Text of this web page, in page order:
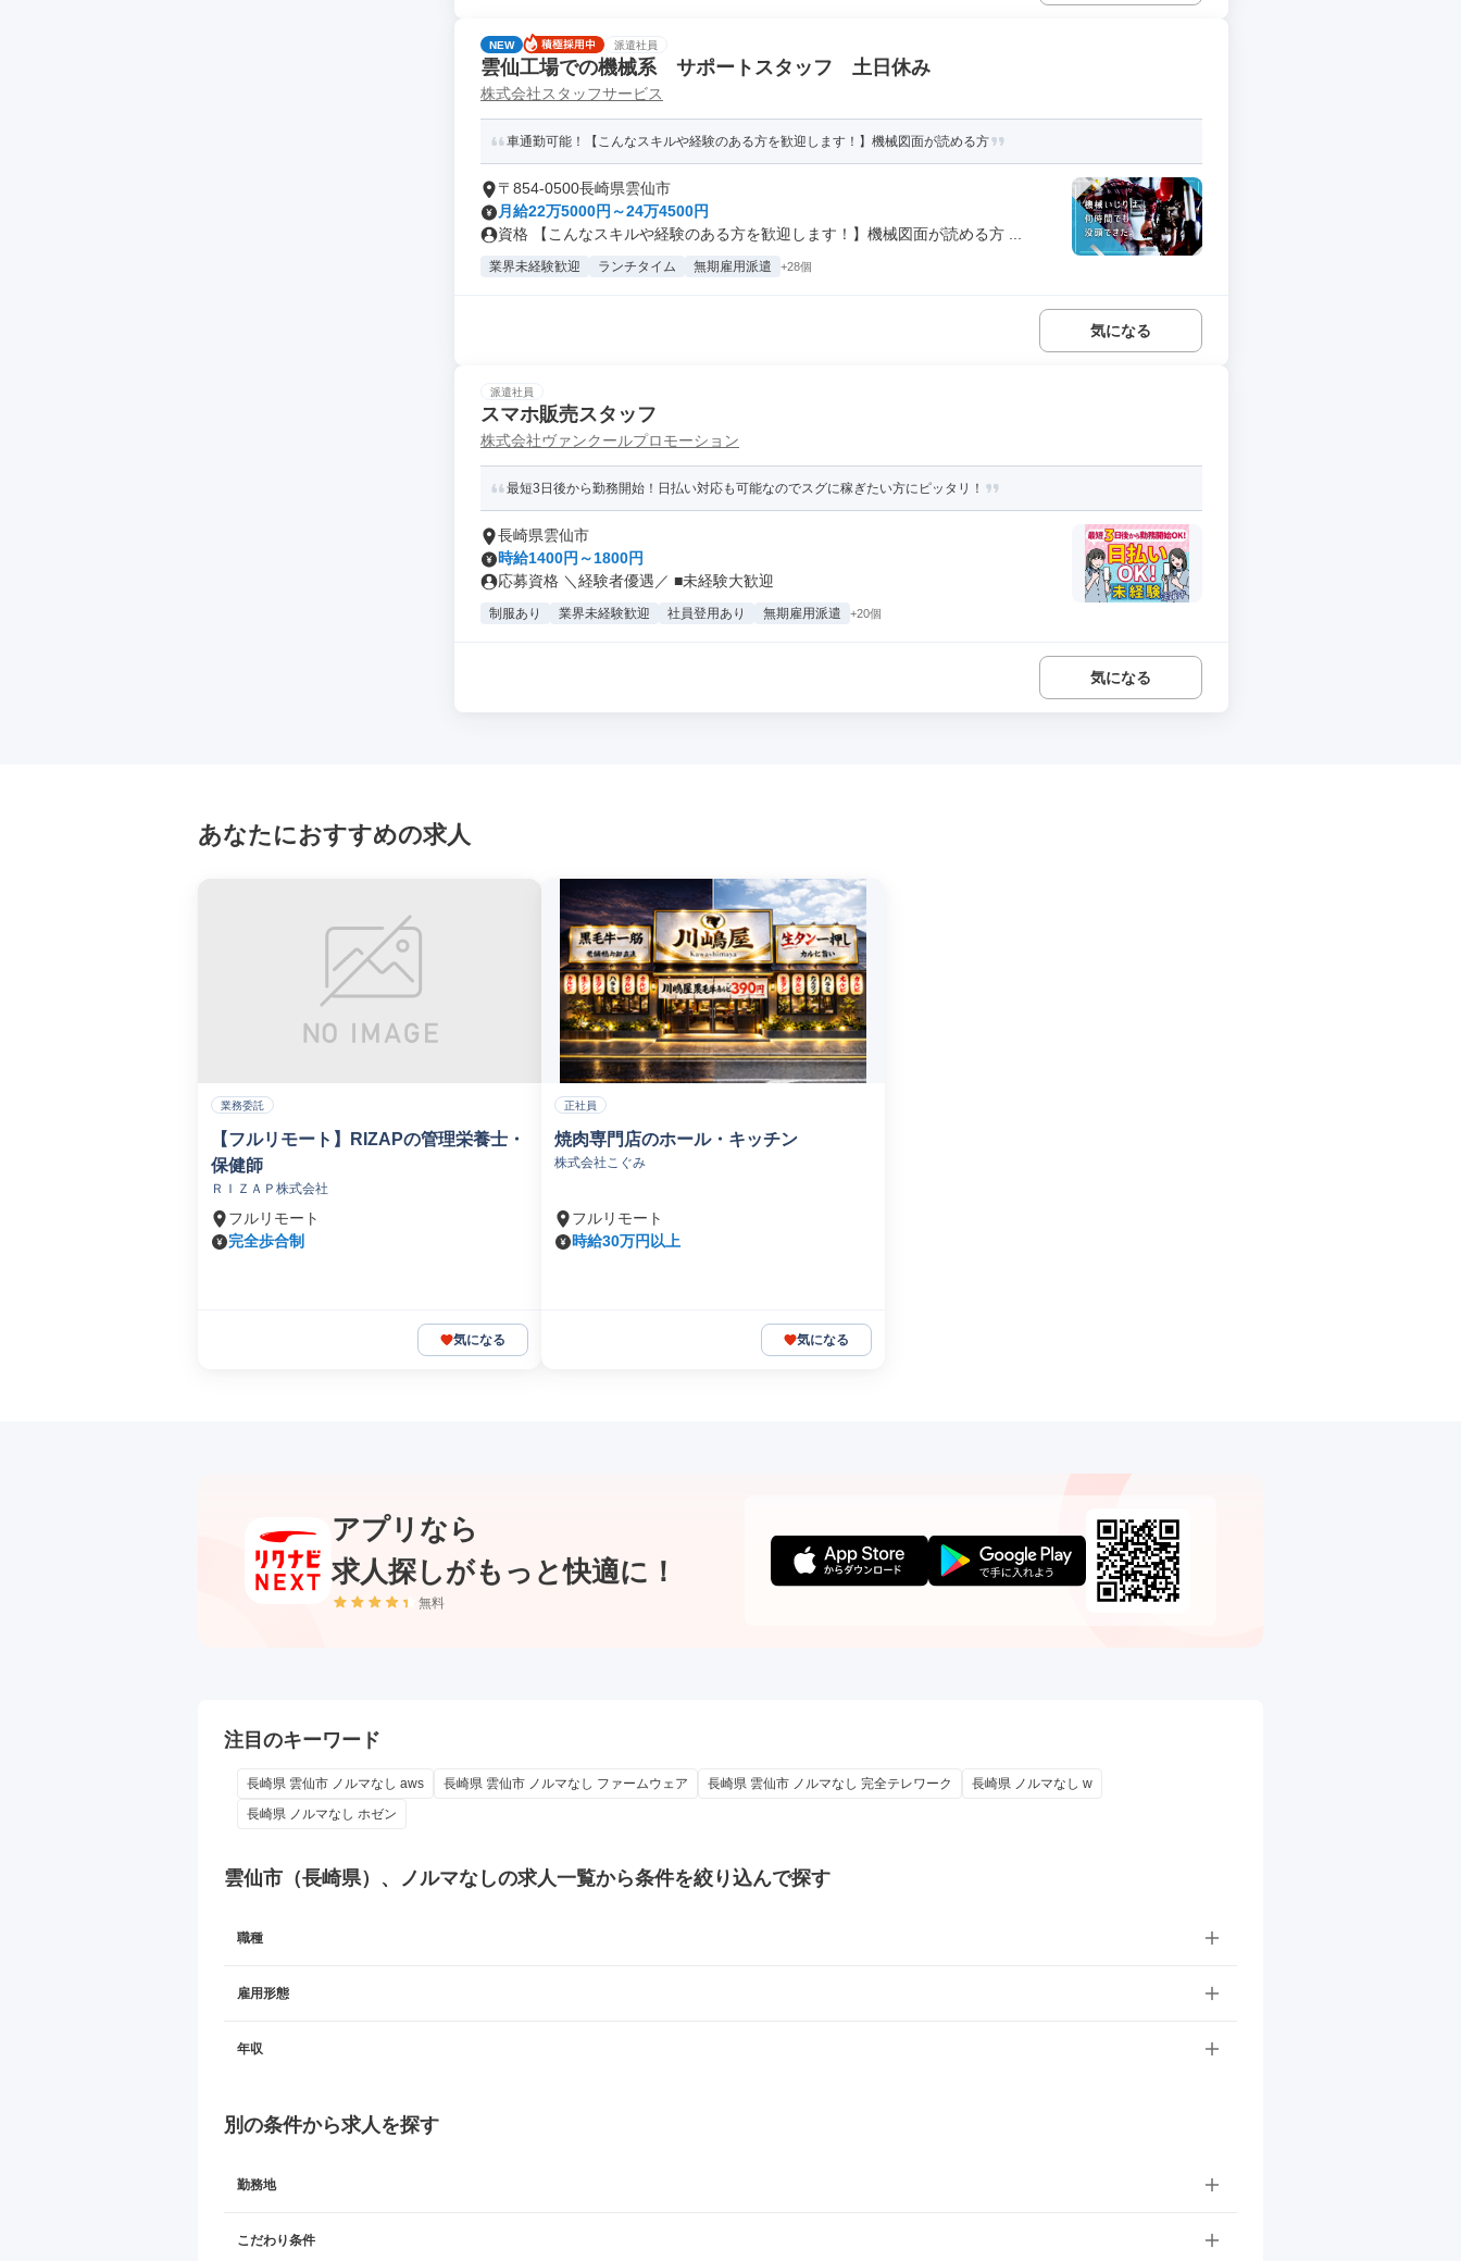
NEW 派遣社員
雲仙工場での機械系 サポートスタッフ 土日休み
株式会社スタッフサービス
車通勤可能！【こんなスキルや経験のある方を歓迎します！】機械図面が読める方
〒854-0500長崎県雲仙市
月給22万5000円～24万4500円
資格 【こんなスキルや経験のある方を歓迎します！】機械図面が読める方 ...
業界未経験歓迎 ランチタイム 無期雇用派遣 +28個
気になる
派遣社員
スマホ販売スタッフ
株式会社ヴァンクールプロモーション
最短3日後から勤務開始！日払い対応も可能なのでスグに稼ぎたい方にピッタリ！
長崎県雲仙市
時給1400円～1800円
応募資格 ＼経験者優遇／ ■未経験大歓迎
制服あり 業界未経験歓迎 社員登用あり 無期雇用派遣 +20個
気になる
あなたにおすすめの求人
業務委託
【フルリモート】RIZAPの管理栄養士・
保健師
ＲＩＺＡＰ株式会社
フルリモート
完全歩合制
気になる
正社員
焼肉専門店のホール・キッチン
株式会社こぐみ
フルリモート
時給30万円以上
気になる
アプリなら
求人探しがもっと快適に！
無料
注目のキーワード
長崎県 雲仙市 ノルマなし aws 長崎県 雲仙市 ノルマなし ファームウェア 長崎県 雲仙市 ノルマなし 完全テレワーク
長崎県 ノルマなし w
長崎県 ノルマなし ホゼン
雲仙市（長崎県）、ノルマなしの求人一覧から条件を絞り込んで探す
職種
雇用形態
年収
別の条件から求人を探す
勤務地
こだわり条件